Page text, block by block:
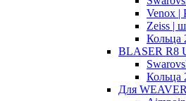
Venox |
Zeiss |
Кольца
BLASER R8
Кольца
Для